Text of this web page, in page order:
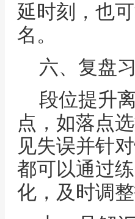
延时刻，也
名。
六、复盘
段位提升
点，如落点
见失误并针
都可以通过
化，及时调